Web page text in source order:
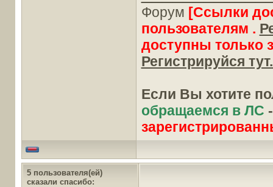
Форум [Ссылки
пользователям .
доступны только
Регистрируйся
Если Вы хотите
обращаемся в ЛС
5 пользователя(ей)
сказали cпасибо: